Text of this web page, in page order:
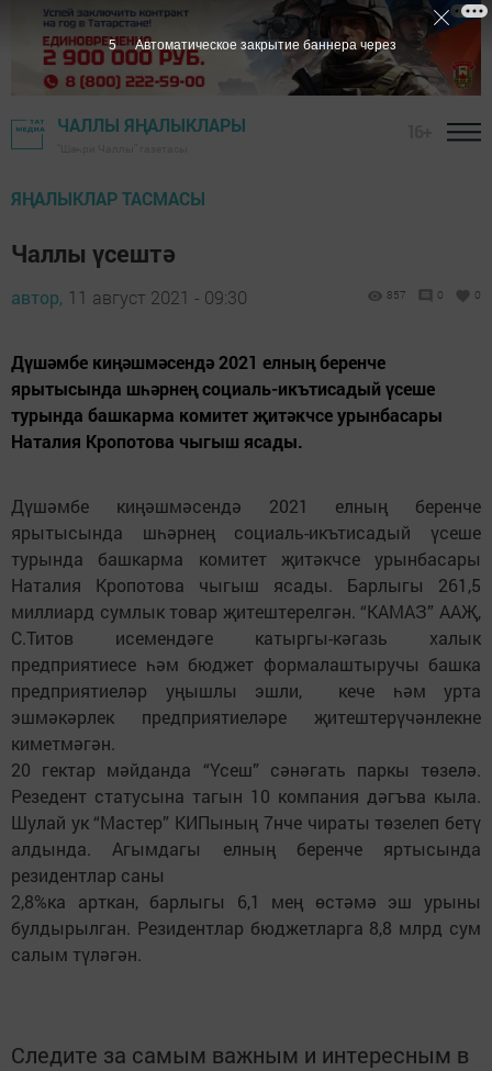
ЧАЛЛЫ ЯҢАЛЫКЛАРЫ
ЯҢАЛЫКЛАР ТАСМАСЫ
Чаллы үсештә
автор, 11 август 2021 - 09:30 857 0 0
Дүшәмбе киңәшмәсендә 2021 елның беренче
ярытысында шһәрнең социаль-икътисадый үсеше
турында башкарма комитет җитәкчсе урынбасары
Наталия Кропотова чыгыш ясады.
Дүшәмбе киңәшмәсендә 2021 елның беренче
ярытысында шһәрнең социаль-икътисадый үсеше
турында башкарма комитет җитәкчсе урынбасары
Наталия Кропотова чыгыш ясады. Барлыгы 261,5
миллиард сумлык товар җитештерелгән. “КАМАЗ” ААҖ,
С.Титов исемендәге катыргы-кәгазь халык
предприятиесе һәм бюджет формалаштыручы башка
предприятиеләр уңышлы эшли, кече һәм урта
эшмәкәрлек предприятиеләре җитештерүчәнлекне
киметмәгән.
20 гектар мәйданда “Үсеш” сәнәгать паркы төзелә.
Резедент статусына тагын 10 компания дәгъва кыла.
Шулай ук “Мастер” КИПының 7нче чираты төзелеп бетү
алдында. Агымдагы елның беренче яртысында
резидентлар саны
2,8%ка арткан, барлыгы 6,1 мең өстәмә эш урыны
булдырылган. Резидентлар бюджетларга 8,8 млрд сум
салым түләгән.
Следите за самым важным и интересным в
4 Автоматическое закрытие баннера через